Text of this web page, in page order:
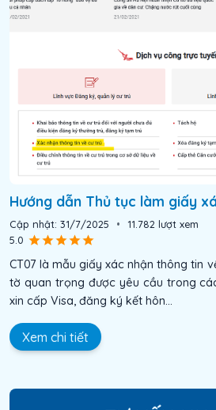
Hướng dẫn Thủ tục làm giấy
Cập nhật: 31/7/2025 • 11.782 lượt xem
5.0
CT07 là mẫu giấy xác nhận thông tin
tờ quan trọng được yêu cầu trong
xin cấp Visa, đăng ký kết hôn...
Xem chi tiết